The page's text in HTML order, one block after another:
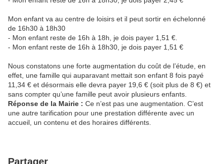
Mon enfant va au centre de loisirs et il peut sortir en échelonné
de 16h30 à 18h30
- Mon enfant reste de 16h à 18h, je dois payer 1,51 €.
- Mon enfant reste de 16h à 18h30, je dois payer 1,51 €
Nous constatons une forte augmentation du coût de l’étude, en
effet, une famille qui auparavant mettait son enfant 8 fois payé
11,34 € et désormais elle devra payer 19,6 € (soit plus de 8 €) et
sans compter qu’une famille peut avoir plusieurs enfants.
Réponse de la Mairie : Ce n’est pas une augmentation. C’est
une autre tarification pour une prestation différente avec un
accueil, un contenu et des horaires différents.
Partager